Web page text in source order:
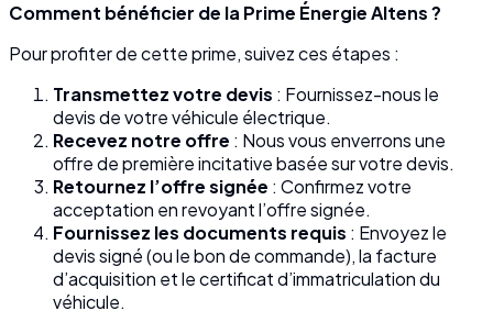
Comment bénéficier de la Prime Énergie Altens ?
Pour profiter de cette prime, suivez ces étapes :
Transmettez votre devis : Fournissez-nous le
devis de votre véhicule électrique.
Recevez notre offre : Nous vous enverrons une
offre de première incitative basée sur votre devis.
Retournez l’offre signée : Confirmez votre
acceptation en revoyant l’offre signée.
Fournissez les documents requis : Envoyez le
devis signé (ou le bon de commande), la facture
d’acquisition et le certificat d’immatriculation du
véhicule.